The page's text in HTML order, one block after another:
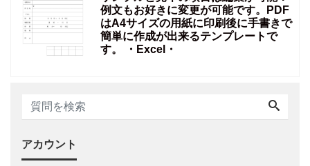
例文もお好きに変更が可能です。PDF
はA4サイズの用紙に印刷後に手書きで
簡単に作成が出来るテンプレートで
す。 ・Excel・
アカウント